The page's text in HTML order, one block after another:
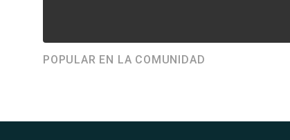
POPULAR EN LA COMUNIDAD